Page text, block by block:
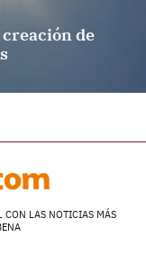
de
CON LAS NOTICIAS MÁS